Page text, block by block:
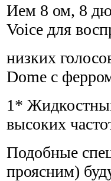
Ием 8 ом, 8
Voice для
низких
Dome с
1*
высоких
Подобные
проясним)